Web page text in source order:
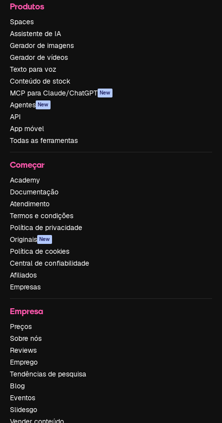
Produtos
Spaces
Assistente de IA
Gerador de imagens
Gerador de vídeos
Texto para voz
Conteúdo de stock
MCP para Claude/ChatGPT New
Agentes New
API
App móvel
Todas as ferramentas
Começar
Academy
Documentação
Atendimento
Termos e condições
Política de privacidade
Originais New
Política de cookies
Central de confiabilidade
Afiliados
Empresas
Empresa
Preços
Sobre nós
Reviews
Emprego
Tendências de pesquisa
Blog
Eventos
Slidesgo